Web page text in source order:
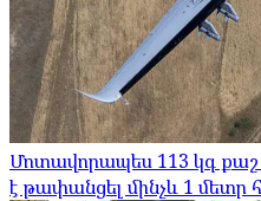
Մոտավորապես 113 կգ քաշ
է թափանցել մինչև 1 մետր